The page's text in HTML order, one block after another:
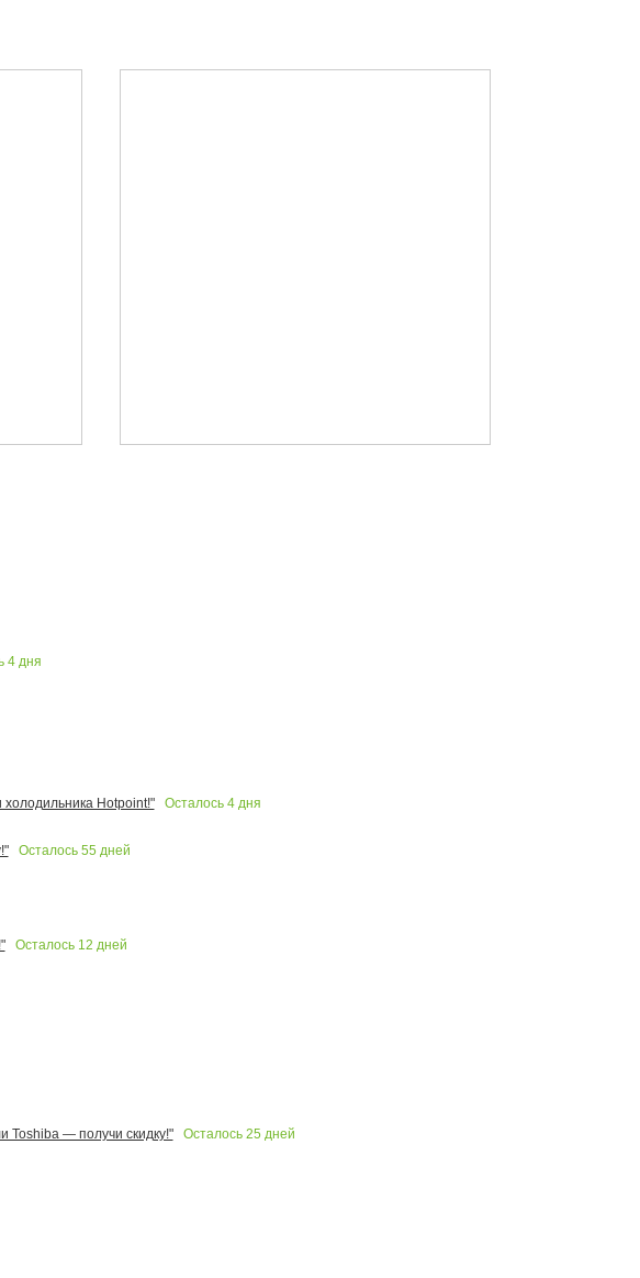
4дня
Hotpoint!" Осталось 4дня
Осталось 55 дней
Осталось 12 дней
Toshiba — получи скидку!" Осталось 25 дней